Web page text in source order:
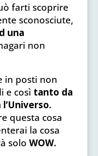
farti scoprire
sconosciute,
una
non
in posti non
e così tanto da
questa cosa
la cosa
solo WOW.